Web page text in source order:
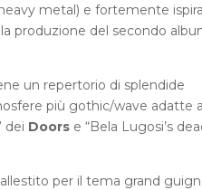
metal) e fortemente
produzione del secondo
un repertorio di splendide
più gothic/wave adatte
dei Doorse “Bela Lugosi’s
per il tema grand